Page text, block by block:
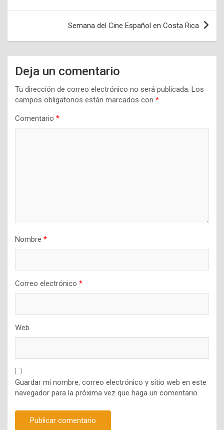
entradas
Semana del Cine Español en Costa Rica
Deja un comentario
Tu dirección de correo electrónico no será publicada. Los
campos obligatorios están marcados con *
Comentario *
Nombre *
Correo electrónico *
Web
Guardar mi nombre, correo electrónico y sitio web en este
navegador para la próxima vez que haga un comentario.